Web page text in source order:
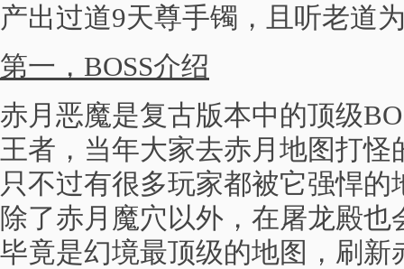
产出过道9天尊手镯，且听老道
第一，BOSS介绍
赤月恶魔是复古版本中的顶级
王者，当年大家去赤月地图打怪
只不过有很多玩家都被它强悍
除了赤月魔穴以外，在屠龙殿
毕竟是幻境最顶级的地图，刷新